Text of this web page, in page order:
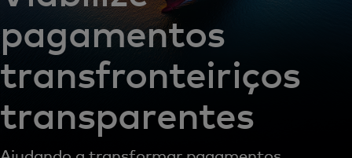
pagamentos
transfronteiriços
transparentes